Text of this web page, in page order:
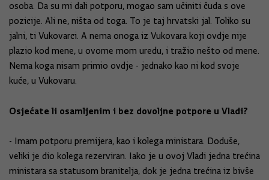
osoba. Da su mi dali potporu, mogao sam učiniti čuda s ove
pozicije. Ali ne, ništa od toga. To je taj hrvatski jal. Toliko su
jalni, ti Vukovarci. A nema onoga iz Vukovara koji ovdje nije
plazio kod mene, u ovome mom uredu, i tražio nešto od mene.
Nema koga nisam primio ovdje - jednako kao ni kod svoje
kuće, u Vukovaru.
Osjećate li osamljenim i bez dovoljne potpore u Vladi?
- Imam potporu premijera, kao i kolega ministara. Doduše,
veliki je dio kolega rezerviran. Iako je u ovoj Vladi jedna trećina
ministara sa statusom branitelja, dok je jedna trećina iz bivše